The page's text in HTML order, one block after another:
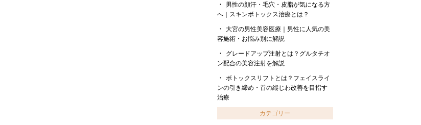
男性の顔汗・毛穴・皮脂が気になる方
へ｜スキンボトックス治療とは？
大宮の男性美容医療｜男性に人気の美
容施術・お悩み別に解説
グレードアップ注射とは？グルタチオ
ン配合の美容注射を解説
ボトックスリフトとは？フェイスライ
ンの引き締め・首の縦じわ改善を目指す
治療
カテゴリー